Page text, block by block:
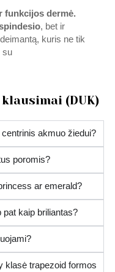
funkcijos dermė.
, bet ir
kuris ne tik
su
(DUK)
akmuo žiedui?
poromis?
ar emerald?
pat kaip briliantas?
klasė trapezoid formos